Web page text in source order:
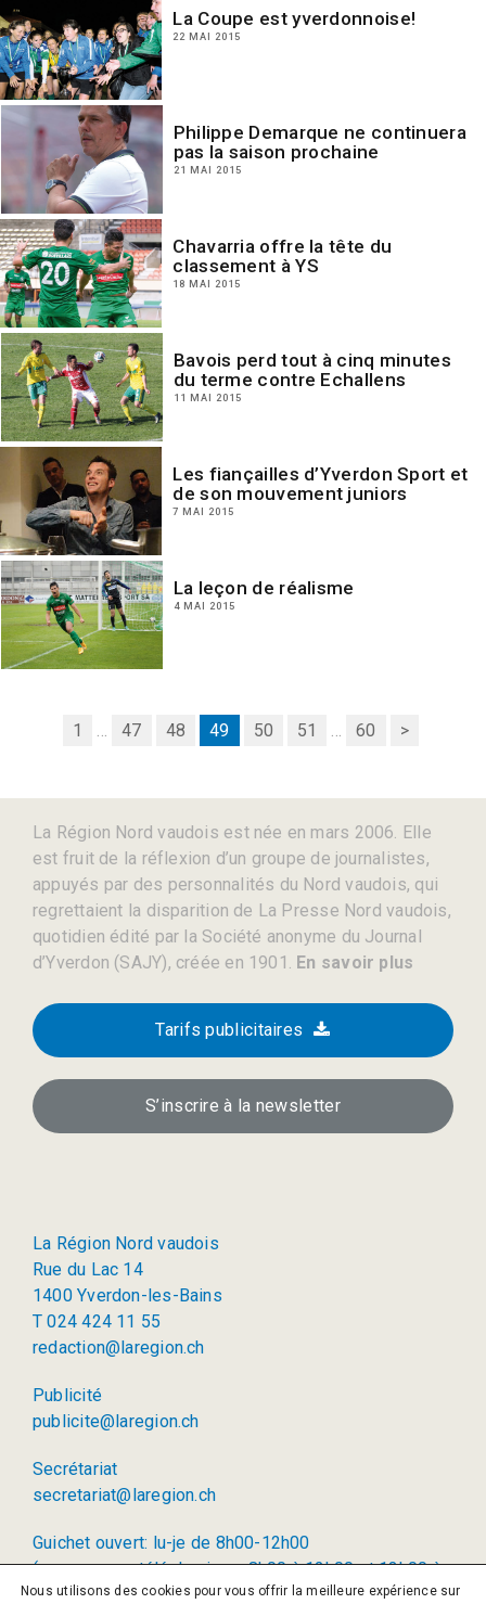
La Coupe est yverdonnoise!
22 MAI 2015
Philippe Demarque ne continuera
pas la saison prochaine
21 MAI 2015
Chavarria offre la tête du
classement à YS
18 MAI 2015
Bavois perd tout à cinq minutes
du terme contre Echallens
11 MAI 2015
Les fiançailles d’Yverdon Sport et
de son mouvement juniors
7 MAI 2015
La leçon de réalisme
4 MAI 2015
1 ... 47 48 49 50 51 ... 60 >
La Région Nord vaudois est née en mars 2006. Elle
est fruit de la réflexion d’un groupe de journalistes,
appuyés par des personnalités du Nord vaudois, qui
regrettaient la disparition de La Presse Nord vaudois,
quotidien édité par la Société anonyme du Journal
d’Yverdon (SAJY), créée en 1901. En savoir plus
Tarifs publicitaires
S’inscrire à la newsletter
La Région Nord vaudois
Rue du Lac 14
1400 Yverdon-les-Bains
T 024 424 11 55
redaction@laregion.ch
Publicité
publicite@laregion.ch
Secrétariat
secretariat@laregion.ch
Guichet ouvert: lu-je de 8h00-12h00
(permanence téléphonique: 8h00 à 12h00 et 13h00 à
17h00)
Nous utilisons des cookies pour vous offrir la meilleure expérience sur